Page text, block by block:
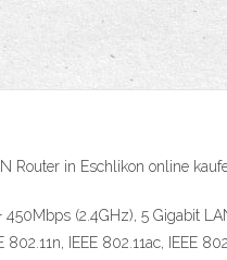
Router in Eschlikon online
(2.4GHz), 5 Gigabit
IEEE 802.11ac, IEEE